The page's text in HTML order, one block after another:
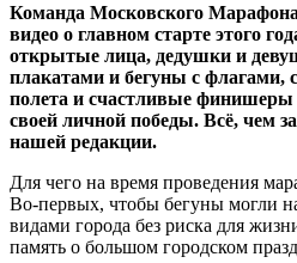
Команда Московского Марафона
видео о главном старте этого
открытые лица, дедушки и
плакатами и бегуны с флагами,
полета и счастливые
своей личной победы. Всё, чем
нашей редакции.
Для чего на время проведения
Во-первых, чтобы бегуны могли
видами города без риска для
память о большом городском